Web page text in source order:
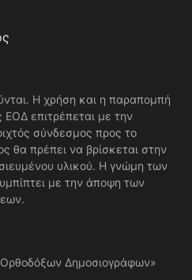
Η χρήση και η παραπομπή
ΕΟΔ επιτρέπεται με την
σύνδεσμος προς το
θα πρέπει να βρίσκεται στην
υλικού. Η γνώμη των
με την άποψη των
Δημοσιογράφων»